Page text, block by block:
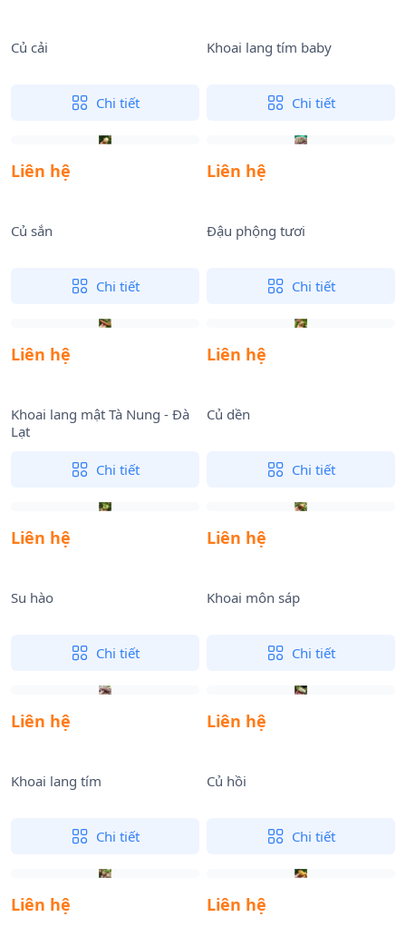
Củ cải
Chi tiết
Khoai lang tím baby
Chi tiết
Liên hệ
Củ sắn
Chi tiết
Liên hệ
Đậu phộng tươi
Chi tiết
Liên hệ
Khoai lang mật Tà Nung - Đà
Lạt
Chi tiết
Liên hệ
Củ dền
Chi tiết
Liên hệ
Su hào
Chi tiết
Liên hệ
Khoai môn sáp
Chi tiết
Liên hệ
Khoai lang tím
Chi tiết
Liên hệ
Củ hồi
Chi tiết
Liên hệ Liên hệ